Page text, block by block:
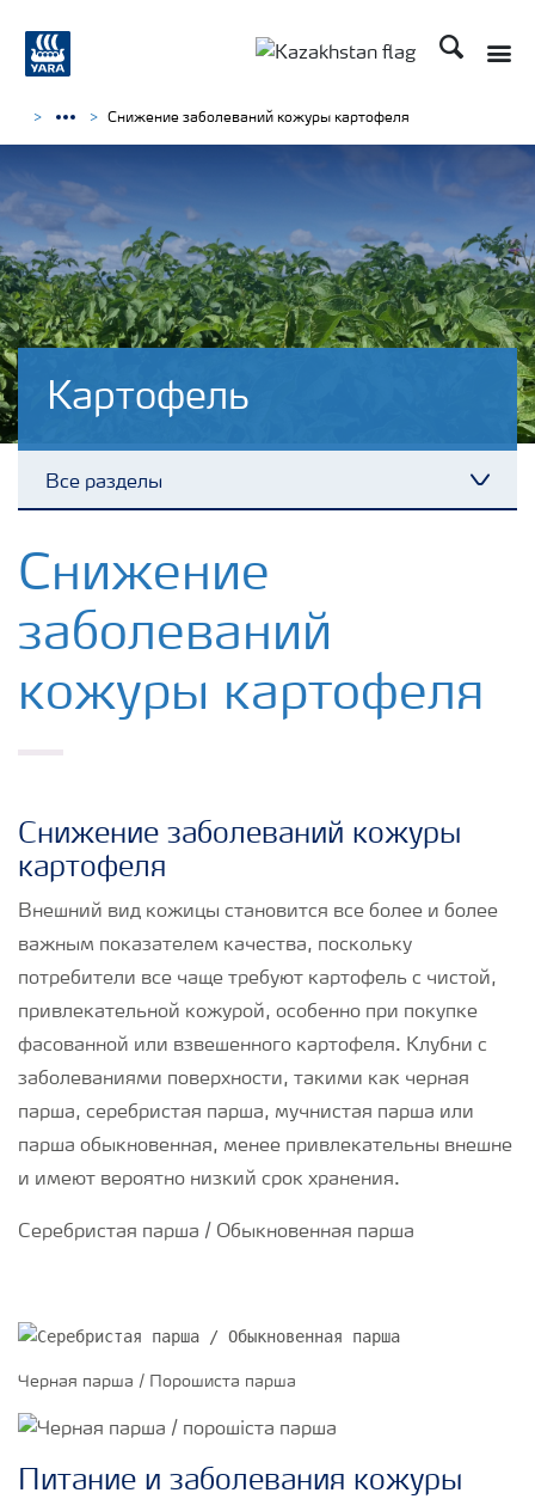
Поиск
Картофель
Все разделы
Культуры
Инструменты и сервисы
Снижение заболеваний кожуры картофеля
Снижение
заболеваний
кожуры картофеля
Снижение заболеваний кожуры
картофеля
Внешний вид кожицы становится все более и более
важным показателем качества, поскольку
потребители все чаще требуют картофель с чистой,
привлекательной кожурой, особенно при покупке
фасованной или взвешенного картофеля. Клубни с
заболеваниями поверхности, такими как черная
парша, серебристая парша, мучнистая парша или
парша обыкновенная, менее привлекательны внешне
и имеют вероятно низкий срок хранения.
Серебристая парша / Обыкновенная парша
Черная парша / Порошиста парша
Питание и заболевания кожуры